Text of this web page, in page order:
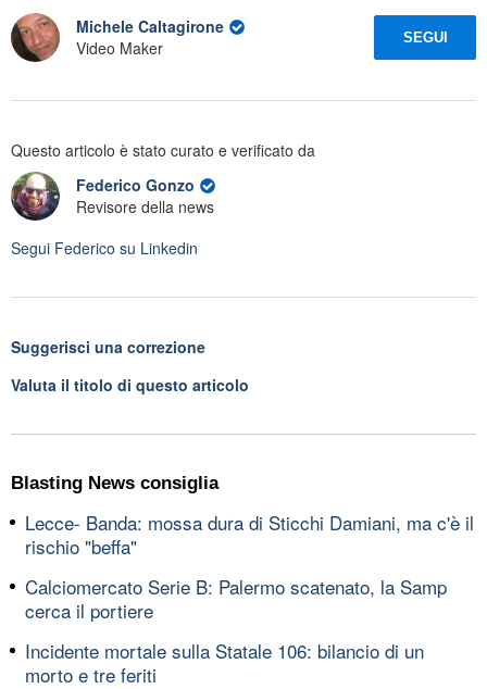
Michele Caltagirone
Video Maker
SEGUI
Questo articolo è stato curato e verificato da
Federico Gonzo
Revisore della news
Segui Federico su Linkedin
Suggerisci una correzione
Valuta il titolo di questo articolo
Blasting News consiglia
Lecce- Banda: mossa dura di Sticchi Damiani, ma c'è il
rischio "beffa"
Calciomercato Serie B: Palermo scatenato, la Samp
cerca il portiere
Incidente mortale sulla Statale 106: bilancio di un
morto e tre feriti